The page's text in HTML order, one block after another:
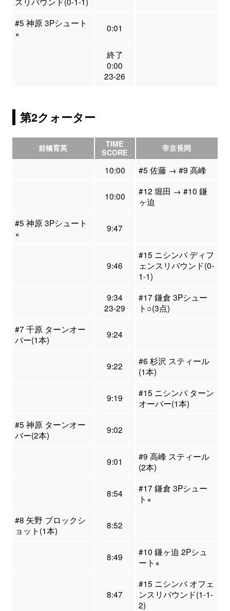
#5 神原 3Pシュート
×
0:01
終了
0:00
23-26
第2クォーター
前橋育英
TIME
SCORE
帝京長岡
10:00 #5 佐藤 → #9 高峰
10:00
#12 堀田 → #10 鎌
ヶ迫
#5 神原 3Pシュート
×
9:47
9:46
#15 ニシンバ ディフ
ェンスリバウンド(0-
1-1)
9:34
23-29
#17 鎌倉 3Pシュー
ト○(3点)
#7 千原 ターンオー
バー(1本)
9:24
9:22
#6 杉沢 スティール
(1本)
9:19
#15 ニシンバ ターン
オーバー(1本)
#5 神原 ターンオー
バー(2本)
9:02
9:01
#9 高峰 スティール
(2本)
8:54
#17 鎌倉 3Pシュー
ト×
#8 矢野 ブロックシ
ョット(1本)
8:52
8:49
#10 鎌ヶ迫 2Pシュ
ート×
8:47
#15 ニシンバ オフェ
ンスリバウンド(1-1-
2)